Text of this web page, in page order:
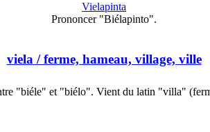
Vielapinta
Prononcer "Biélapinto".
viela / ferme, hameau, village, ville
"biéle" et "biélo". Vient du latin "villa"